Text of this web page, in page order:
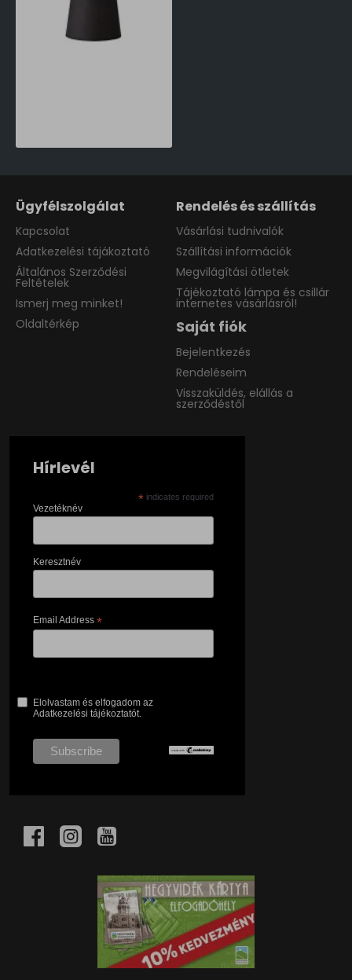
Ügyfélszolgálat
Kapcsolat
Adatkezelési tájákoztató
Általános Szerződési
Feltételek
Ismerj meg minket!
Oldaltérkép
Rendelés és szállítás
Vásárlási tudnivalók
Szállítási információk
Megvilágítási ötletek
Tájékoztató lámpa és csillár
internetes vásárlásról!
Saját fiók
Bejelentkezés
Rendeléseim
Visszaküldés, elállás a
szerződéstől
Hírlevél
* indicates required
Vezetéknév
Keresztnév
Email Address *
Elolvastam és elfogadom az
Adatkezelési tájékoztatót.